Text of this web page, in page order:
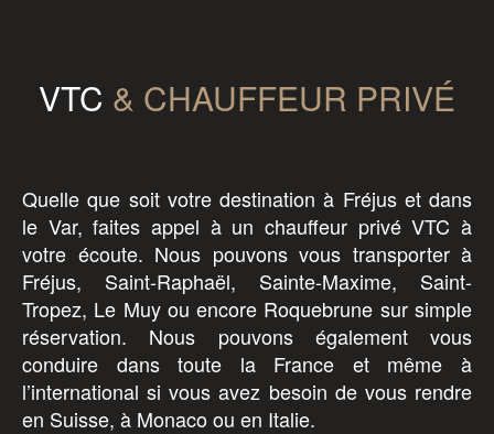
VTC & CHAUFFEUR PRIVÉ
Quelle que soit votre destination à Fréjus et dans
le Var, faites appel à un chauffeur privé VTC à
votre écoute. Nous pouvons vous transporter à
Fréjus, Saint-Raphaël, Sainte-Maxime, Saint-
Tropez, Le Muy ou encore Roquebrune sur simple
réservation. Nous pouvons également vous
conduire dans toute la France et même à
l’international si vous avez besoin de vous rendre
en Suisse, à Monaco ou en Italie.